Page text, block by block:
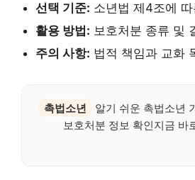
선택 기준: 소년법 제4조에
활용 방법: 보호처분 종류 및
주의 사항: 법적 책임과 교화
촉법소년
알기 쉬운 촉법소년
보호처분 정보 확인지금 바